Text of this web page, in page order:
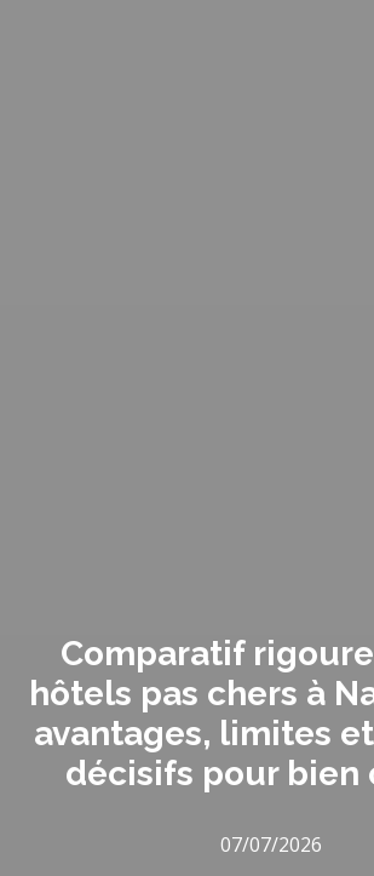
Comparatif
hôtels pas chers à
avantages, limites
décisifs pour bien
07/07/2026